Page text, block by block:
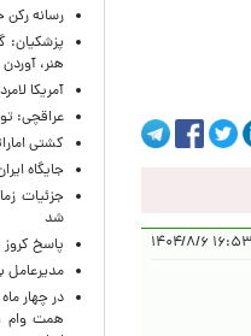
۱۴۰۴/۸/۶
رسانه رکن
پزشکیان:
هنر،
آمریکا
عراقچی:
کشتی
جایگاه
جزئیات
شد
پاسخ
مدیرعامل
همت وام